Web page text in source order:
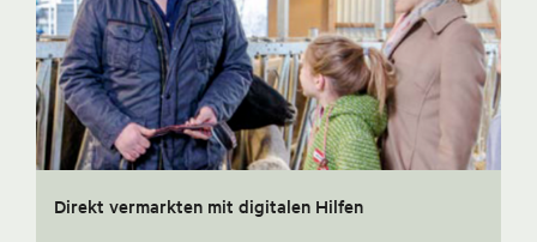
Direkt vermarkten mit digitalen Hilfen